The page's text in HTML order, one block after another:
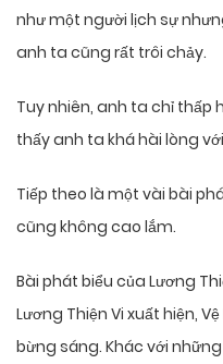
như một người lịch sự
anh ta cũng rất trôi chảy.
Tuy nhiên, anh ta chỉ thấp
thấy anh ta khá hài lòng
Tiếp theo là một vài bài
cũng không cao lắm.
Bài phát biểu của Lương
Lương Thiện Vi xuất hiện,
bừng sáng. Khác với